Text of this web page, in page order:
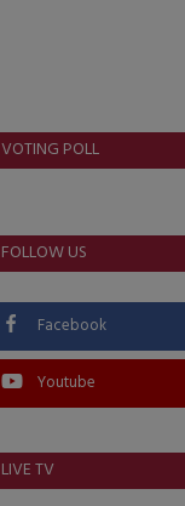
VOTING POLL
FOLLOW US
Facebook
Youtube
LIVE TV